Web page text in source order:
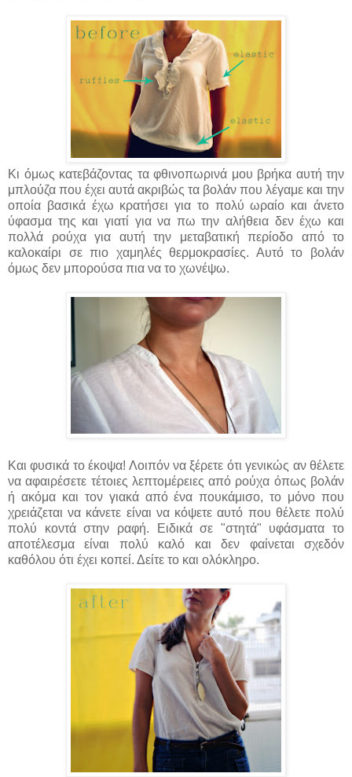
Κι όμως κατεβάζοντας τα φθινοπωρινά μου βρήκα αυτή την
μπλούζα που έχει αυτά ακριβώς τα βολάν που λέγαμε και την
οποία βασικά έχω κρατήσει για το πολύ ωραίο και άνετο
ύφασμα της και γιατί για να πω την αλήθεια δεν έχω και
πολλά ρούχα για αυτή την μεταβατική περίοδο από το
καλοκαίρι σε πιο χαμηλές θερμοκρασίες. Αυτό το βολάν
όμως δεν μπορούσα πια να το χωνέψω.
Και φυσικά το έκοψα! Λοιπόν να ξέρετε ότι γενικώς αν θέλετε
να αφαιρέσετε τέτοιες λεπτομέρειες από ρούχα όπως βολάν
ή ακόμα και τον γιακά από ένα πουκάμισο, το μόνο που
χρειάζεται να κάνετε είναι να κόψετε αυτό που θέλετε πολύ
πολύ κοντά στην ραφή. Ειδικά σε "στητά" υφάσματα το
αποτέλεσμα είναι πολύ καλό και δεν φαίνεται σχεδόν
καθόλου ότι έχει κοπεί. Δείτε το και ολόκληρο.